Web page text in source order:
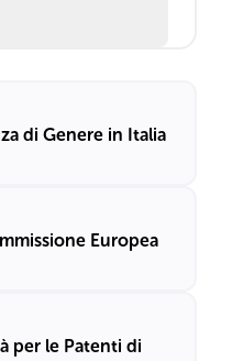
di Genere in Italia
Europea
per le Patenti di